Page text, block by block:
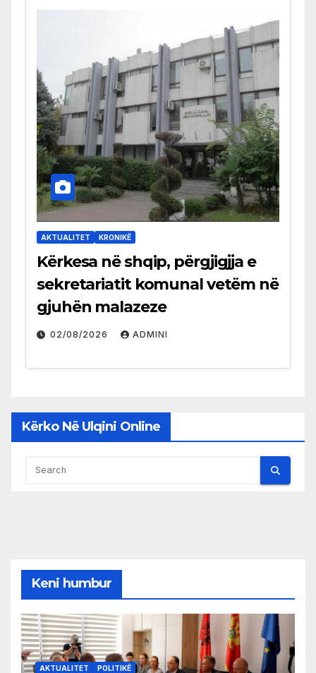
AKTUALITET KRONIKË
Kërkesa në shqip, përgjigjja e
sekretariatit komunal vetëm në
gjuhën malazeze
02/08/2026 ADMINI
Kërko Në Ulqini Online
Keni humbur
AKTUALITET POLITIKË